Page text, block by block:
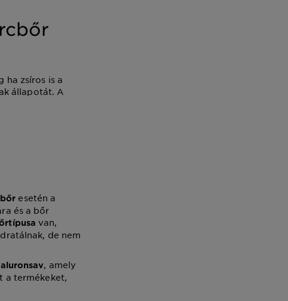
ha zsíros is a
állapotát. A
esetén a
és a bőr
van,
de nem
, amely
a termékeket,